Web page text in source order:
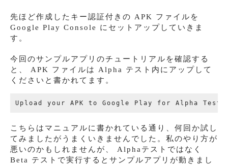
先ほど作成したキー認証付きの APK ファイルを
Google Play Console にセットアップしていきま
す。
今回のサンプルアプリのチュートリアルを確認する
と、 APK ファイルは Alpha テスト内にアップして
くださいと書かれてます。
こちらはマニュアルに書かれている通り、何回か試し
てみましたがうまくいきませんでした。私のやり方が
悪いのかもしれませんが、 Alphaテストではなく
Beta テストで実行するとサンプルアプリが動きまし